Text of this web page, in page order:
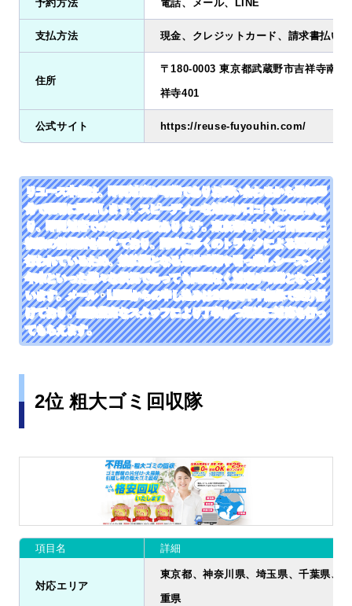
予約方法 電話、メール、LINE
支払方法 現金、クレジットカード、請求書払い
住所
〒180-0003 東京都武蔵野市吉祥寺南町
祥寺401
公式サイト https://reuse-fuyouhin.com/
リユース本舗は、即日対応が可能でありお問い合わせから最短25
分で現場に到着します。スピーディーな対応が口コミで定評があ
り、即日対応での実績が多数あります。東京都を中心に首都圏に
複数の営業所を構えており、同時に多くのトラックによる運用が
行われているため、繁忙期となる連休時期や引っ越しシーズン・
年末といった様々な状況であっても問題なく対応が可能となって
います。メール・LINEからの申し込みは24時間年中無休で受け付
けており、経験豊富なスタッフにより丁寧かつ迅速に対応を行っ
てもらえます。
2位 粗大ゴミ回収隊
項目名 詳細
対応エリア
東京都、神奈川県、埼玉県、千葉県、
重県